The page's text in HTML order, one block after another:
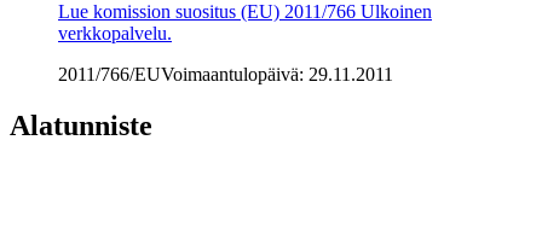
Lue komission suositus (EU) 2011/766 Ulkoinen
verkkopalvelu.
2011/766/EUVoimaantulopäivä: 29.11.2011
Alatunniste